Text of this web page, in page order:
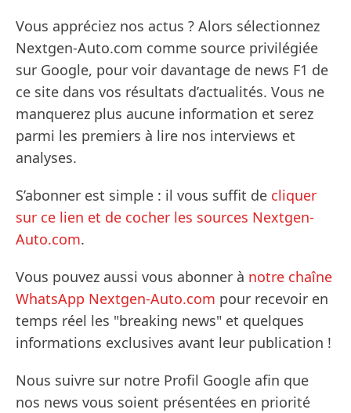
Vous appréciez nos actus ? Alors sélectionnez
Nextgen-Auto.com comme source privilégiée
sur Google, pour voir davantage de news F1 de
ce site dans vos résultats d’actualités. Vous ne
manquerez plus aucune information et serez
parmi les premiers à lire nos interviews et
analyses.
S’abonner est simple : il vous suffit de cliquer
sur ce lien et de cocher les sources Nextgen-
Auto.com.
Vous pouvez aussi vous abonner à notre chaîne
WhatsApp Nextgen-Auto.com pour recevoir en
temps réel les "breaking news" et quelques
informations exclusives avant leur publication !
Nous suivre sur notre Profil Google afin que
nos news vous soient présentées en priorité